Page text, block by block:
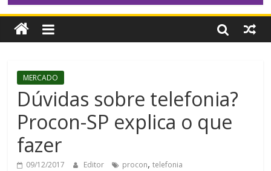
MERCADO
Dúvidas sobre telefonia?
Procon-SP explica o que
fazer
09/12/2017 Editor procon,telefonia